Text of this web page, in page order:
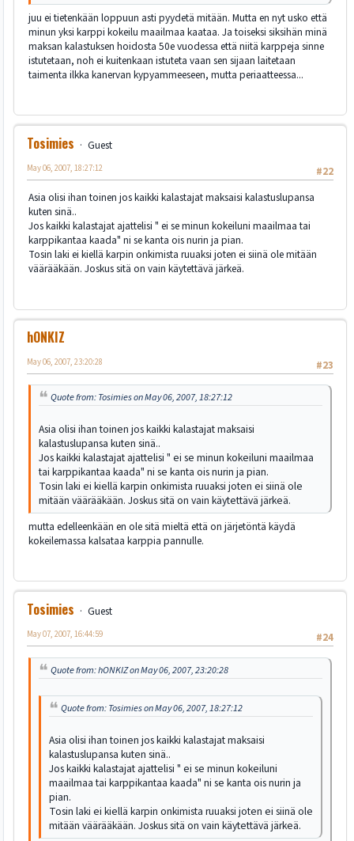
juu ei tietenkään loppuun asti pyydetä mitään. Mutta en nyt usko että
minun yksi karppi kokeilu maailmaa kaataa. Ja toiseksi siksihän minä
maksan kalastuksen hoidosta 50e vuodessa että niitä karppeja sinne
istutetaan, noh ei kuitenkaan istuteta vaan sen sijaan laitetaan
taimenta ilkka kanervan kypyammeeseen, mutta periaatteessa...
Tosimies
Guest
#22
May 06, 2007, 18:27:12
Asia olisi ihan toinen jos kaikki kalastajat maksaisi kalastuslupansa
kuten sinä..
Jos kaikki kalastajat ajattelisi " ei se minun kokeiluni maailmaa tai
karppikantaa kaada" ni se kanta ois nurin ja pian.
Tosin laki ei kiellä karpin onkimista ruuaksi joten ei siinä ole mitään
väärääkään. Joskus sitä on vain käytettävä järkeä.
hONKIZ
#23
May 06, 2007, 23:20:28
Quote from: Tosimies on May 06, 2007, 18:27:12
Asia olisi ihan toinen jos kaikki kalastajat maksaisi
kalastuslupansa kuten sinä..
Jos kaikki kalastajat ajattelisi " ei se minun kokeiluni maailmaa
tai karppikantaa kaada" ni se kanta ois nurin ja pian.
Tosin laki ei kiellä karpin onkimista ruuaksi joten ei siinä ole
mitään väärääkään. Joskus sitä on vain käytettävä järkeä.
mutta edelleenkään en ole sitä mieltä että on järjetöntä käydä
kokeilemassa kalsataa karppia pannulle.
Tosimies
Guest
#24
May 07, 2007, 16:44:59
Quote from: hONKIZ on May 06, 2007, 23:20:28
Quote from: Tosimies on May 06, 2007, 18:27:12
Asia olisi ihan toinen jos kaikki kalastajat maksaisi
kalastuslupansa kuten sinä..
Jos kaikki kalastajat ajattelisi " ei se minun kokeiluni
maailmaa tai karppikantaa kaada" ni se kanta ois nurin ja
pian.
Tosin laki ei kiellä karpin onkimista ruuaksi joten ei siinä ole
mitään väärääkään. Joskus sitä on vain käytettävä järkeä.